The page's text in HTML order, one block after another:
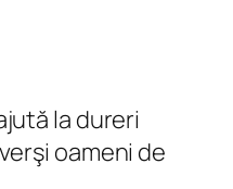
la dureri
oameni de